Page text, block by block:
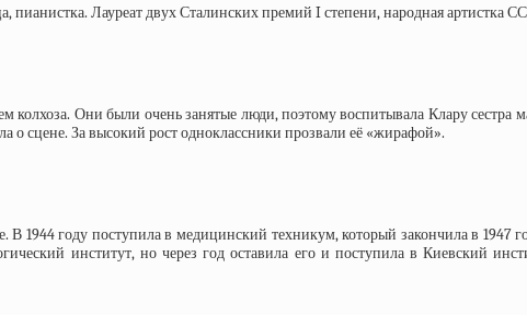
пианистка. Лауреат двух Сталинских премий I степени, народная артистка
колхоза. Они были очень занятые люди, поэтому воспитывала Клару
сцене. За высокий рост одноклассники прозвали её «жирафой».
В 1944 году поступила в медицинский техникум, который закончила в 1947
институт, но через год оставила его и поступила в Киевский